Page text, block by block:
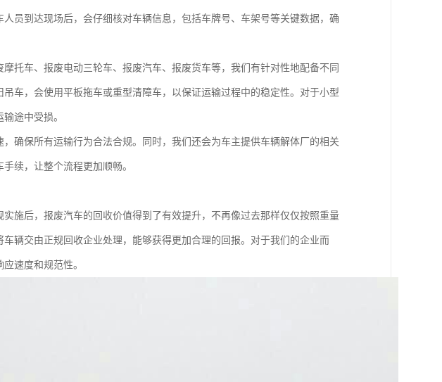
员到达现场后，会仔细核对车辆信息，包括车牌号、车架号等关键数据，确
托车、报废电动三轮车、报废汽车、报废货车等，我们有针对性地配备不同
车，会使用平板拖车或重型清障车，以保证运输过程中的稳定性。对于小型
途中受损。
确保所有运输行为合法合规。同时，我们还会为车主提供车辆解体厂的相关
续，让整个流程更加顺畅。
施后，报废汽车的回收价值得到了有效提升，不再像过去那样仅仅按照重量
辆交由正规回收企业处理，能够获得更加合理的回报。对于我们的企业而
速度和规范性。